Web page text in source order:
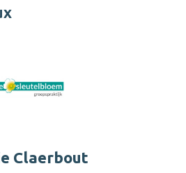
Claerbout